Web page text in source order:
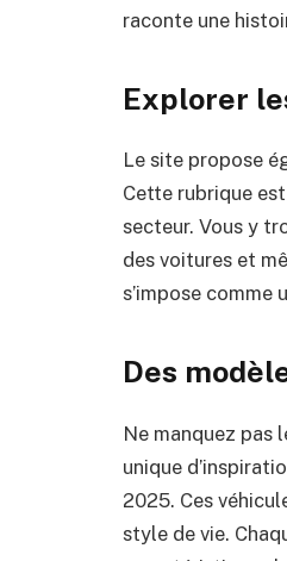
raconte une
Explorer
Le site propose
Cette rubrique
secteur. Vous y
des voitures et
s’impose comme
Des
Ne manquez pas
unique
2025. Ces
style de vie.